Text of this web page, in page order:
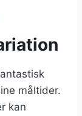
måltider.
kan